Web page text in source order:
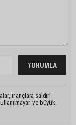
inançlara saldırı
ve büyük